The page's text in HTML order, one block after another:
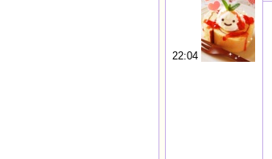
22:04